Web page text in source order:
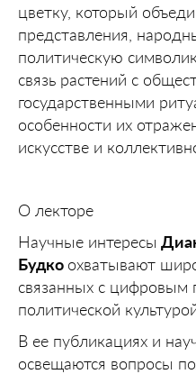
цветку, который
представления,
политическую
связь растений с
государственными
особенности их
искусстве и
О лекторе
Научные интересы
Будко охватывают
связанных с цифровым
политической
В ее публикациях и
освещаются вопросы